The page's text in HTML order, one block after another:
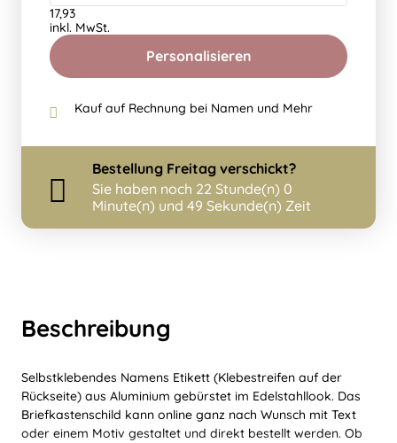
Beschreibung
Selbstklebendes Namens Etikett (Klebestreifen auf der
Rückseite) aus Aluminium gebürstet im Edelstahllook. Das
Briefkastenschild kann online ganz nach Wunsch mit Text
oder einem Motiv gestaltet und direkt bestellt werden. Ob
Personalisieren
17,93
inkl. MwSt.
Kauf auf Rechnung bei Namen und Mehr
Bestellung Freitag verschickt?
Sie haben noch 22 Stunde(n) 0
Minute(n) und 49 Sekunde(n) Zeit